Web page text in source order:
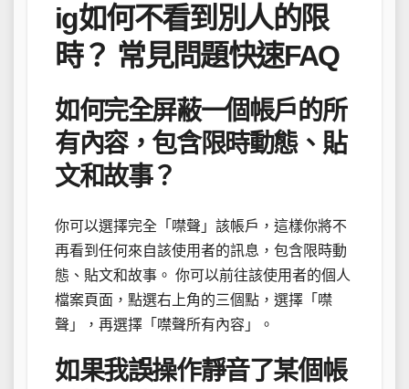
ig如何不看到別人的限
時？ 常見問題快速FAQ
如何完全屏蔽一個帳戶的所
有內容，包含限時動態、貼
文和故事？
你可以選擇完全「噤聲」該帳戶，這樣你將不
再看到任何來自該使用者的訊息，包含限時動
態、貼文和故事。 你可以前往該使用者的個人
檔案頁面，點選右上角的三個點，選擇「噤
聲」，再選擇「噤聲所有內容」。
如果我誤操作靜音了某個帳